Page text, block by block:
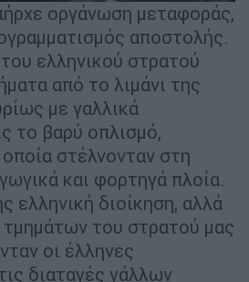
οργάνωση μεταφοράς,
αποστολής.
ελληνικού στρατού
από το λιμάνι της
με γαλλικά
το βαρύ οπλισμό,
στέλνονταν στη
και φορτηγά πλοία.
ελληνική διοίκηση, αλλά
του στρατού μας
οι έλληνες
διαταγές γάλλων